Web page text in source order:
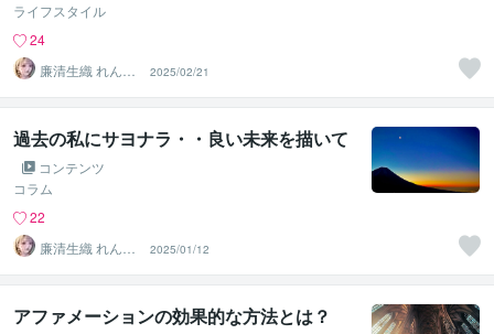
ライフスタイル
24
廉清生織 れんせ
い さき
2025/02/21
過去の私にサヨナラ・・良い未来を描いて
コンテンツ
コラム
22
廉清生織 れんせ
い さき
2025/01/12
アファメーションの効果的な方法とは？